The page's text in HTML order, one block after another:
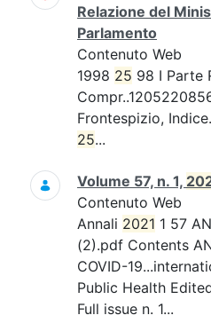
Relazione del
Parlamento
Contenuto Web
1998 25 98 I Parte
Frontespizio,
25...
Volume 57, n. 1,
Contenuto Web
Annali 2021 1 57
(2).pdf Contents
COVID-
Public Health
Full issue n. 1...